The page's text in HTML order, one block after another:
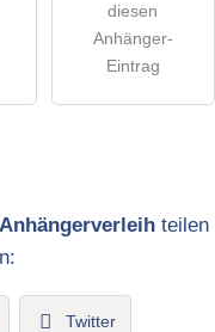
diesen
Anhänger-
Eintrag
teilen
Twitter